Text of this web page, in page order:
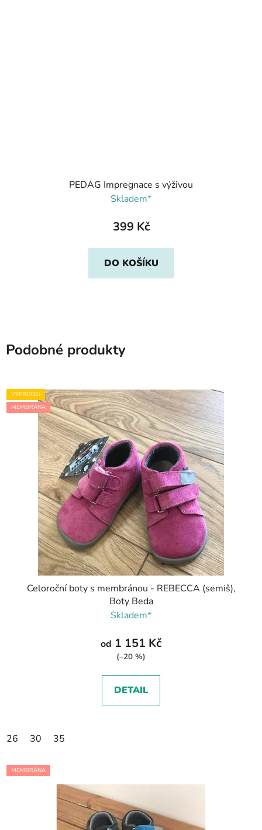
PEDAG Impregnace s výživou
Skladem*
399 Kč
DO KOŠÍKU
Podobné produkty
VÝPRODEJ
MEMBRÁNA
Celoroční boty s membránou - REBECCA (semiš),
Boty Beda
Skladem*
od 1 151 Kč
(–20 %)
DETAIL
26 30 35
MEMBRÁNA